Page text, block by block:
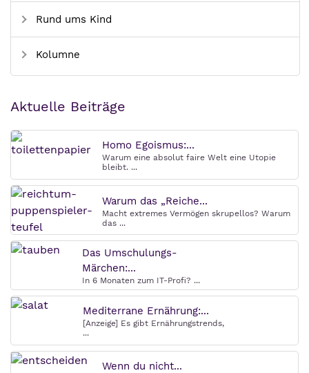
Rund ums Kind
Kolumne
Aktuelle Beiträge
Homo Egoismus:...
Warum eine absolut faire Welt eine Utopie
bleibt. ...
Warum das „Reiche...
Macht extremes Vermögen skrupellos? Warum
das ...
Das Umschulungs-
Märchen:...
In 6 Monaten zum IT-Profi? ...
Mediterrane Ernährung:...
[Anzeige] Es gibt Ernährungstrends,
...
Wenn du nicht...